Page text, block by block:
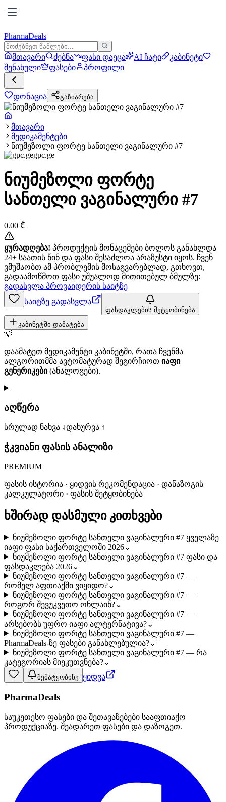
PharmaDeals
მთავარი ძებნა ფასი დაეცა AI ჩატი
კაბინეტი
შენახული
ფასები პროფილი
დონაცია გაზიარება
მთავარი
მედიკამენტები
ნიუმეზოლი ფორტე სანთელი ვაგინალური #7
gpc.ge
ნიუმეზოლი ფორტე
სანთელი ვაგინალური #7
0.00 ₾
ყურადღება! პროდუქტის მონაცემები ბოლოს განახლდა
24+ საათის წინ და ფასი შესაძლოა არაზუსტი იყოს. ჩვენ
ვმუშაობთ ამ პრობლემის მოსაგვარებლად, გთხოვთ,
გადაამოწმოთ ფასი უშუალოდ მითითებულ ბმულზე:
გადასვლა პროვაიდერის საიტზე
საიტზე გადასვლა
ფასდაკლების შეტყობინება
კაბინეტში დამატება
💡
დაამატეთ მედიკამენტი კაბინეტში, რათა ჩვენმა
ალგორითმმა ავტომატურად შეგირჩიოთ იაფი
გენერიკები(ანალოგები).
აღწერა
სრულად ნახვა ↓დახურვა ↑
ჭკვიანი ფასის ანალიზი
PREMIUM
ფასის ისტორია · ყიდვის რეკომენდაცია · დანაზოგის
კალკულატორი · ფასის შეტყობინება
ხშირად დასმული კითხვები
ნიუმეზოლი ფორტე სანთელი ვაგინალური #7 ყველაზე
იაფი ფასი საქართველოში 2026⌄
ნიუმეზოლი ფორტე სანთელი ვაგინალური #7 ფასი და
ფასდაკლება 2026⌄
ნიუმეზოლი ფორტე სანთელი ვაგინალური #7 —
რომელ აფთიაქში ვიყიდო?⌄
ნიუმეზოლი ფორტე სანთელი ვაგინალური #7 —
როგორ შევუკვეთო ონლაინ?⌄
ნიუმეზოლი ფორტე სანთელი ვაგინალური #7 —
არსებობს უფრო იაფი ალტერნატივა?⌄
ნიუმეზოლი ფორტე სანთელი ვაგინალური #7 —
PharmaDeals-ზე ფასები განახლებულია?⌄
ნიუმეზოლი ფორტე სანთელი ვაგინალური #7 — რა
კატეგორიას მიეკუთვნება?⌄
შემატყობინე ყიდვა
PharmaDeals
საუკეთესო ფასები და შეთავაზებები სააფთიაქო
პროდუქციაზე. შეადარეთ ფასები და დაზოგეთ.